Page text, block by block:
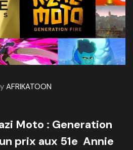
AFRIKATOON
Moto : Generation
prix aux 51e Annie